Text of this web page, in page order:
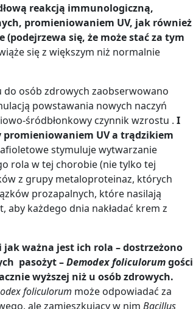
reakcją immunologiczną,
promieniowaniem UV, jak również
się, że może stać za tym
się z większym niż normalnie
osób zdrowych zaobserwowano
powstawania nowych naczyń
śródbłonkowy czynnik wzrostu . I
UV a trądzikiem
stymuluje wytwarzanie
rola w tej chorobie (nie tylko tej
z grupy metaloproteinaz, których
prozapalnych, które nasilają
aby każdego dnia nakładać krem z
ważna jest ich rola – dostrzeżono
pasożyt –Demodex foliculorumgości
wyższej niż u osób zdrowych.
foliculorum może odpowiadać za
ale zamieszkujący w nim Bacillus